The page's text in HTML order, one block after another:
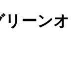
ーンオ